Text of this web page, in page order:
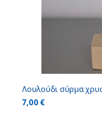
Λουλούδι σύρμα
7,00€